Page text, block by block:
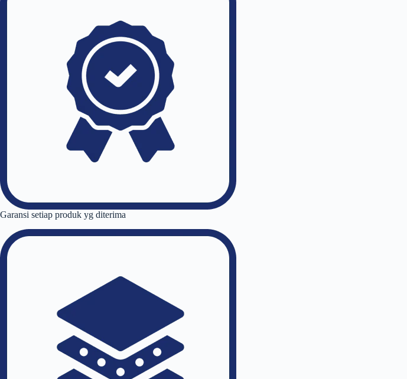
Garansi setiap produk yg diterima